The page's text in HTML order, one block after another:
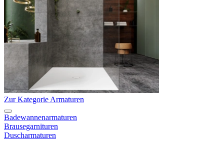
Zur Kategorie Armaturen
Badewannenarmaturen
Brausegarnituren
Duscharmaturen